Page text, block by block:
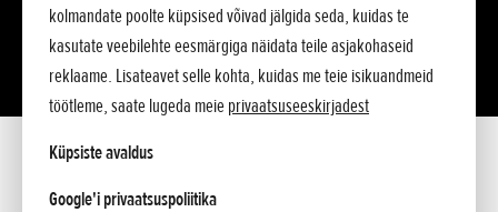
kolmandate poolte küpsised võivad jälgida seda, kuidas te
kasutate veebilehte eesmärgiga näidata teile asjakohaseid
reklaame. Lisateavet selle kohta, kuidas me teie isikuandmeid
töötleme, saate lugeda meieprivaatsuseeskirjadest
Küpsiste avaldus
Google'i privaatsuspoliitikaopens in a new tab
UUED 2026 AASTA MUDELID
CB750 Hornet E-Clutch
UUS 2026 CB1000GT